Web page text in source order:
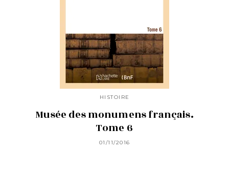
HISTOIRE
Musée des monumens français.
Tome 6
01/11/2016